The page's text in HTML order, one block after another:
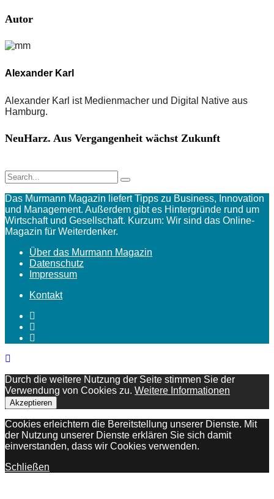
Autor
Alexander Karl
Alexander Karl ist Medienmacher und Digital Native aus
Hamburg.
NeuHarz. Aus Vergangenheit wächst Zukunft
Das Murmann Magazin liefert Tipps zu Business, Innovation
und Management. Außerdem gibt es Hintergründe rund um
Wirtschaft und Gesellschaft. Kurzum: Wir sind das Online-
Magazin für Weiterdenker.
Über das Murmann Magazin
Datenschutz
Impressum
Kontakt
Durch die weitere Nutzung der Seite stimmen Sie der
Verwendung von Cookies zu. Weitere Informationen
Akzeptieren
Cookies erleichtern die Bereitstellung unserer Dienste. Mit
der Nutzung unserer Dienste erklären Sie sich damit
einverstanden, dass wir Cookies verwenden.
Schließen